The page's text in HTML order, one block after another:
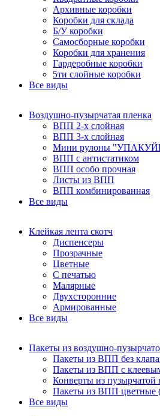
Архивные коробки
Коробки для склада
Б/У коробки
Самосборные коробки
Коробки для хранения
Гардеробные коробки
5ти слойные коробки
Все виды
Воздушно-пузырчатая пленка
ВПП 2-х слойная
ВПП 3-х слойная
Мини рулоны
ВПП с антистатиком
ВПП особо прочная
Листы из ВПП
ВПП комбинированная
Все виды
Клейкая лента скотч
Диспенсеры
Прозрачные
Цветные
С печатью
Малярные
Двухсторонние
Армированные
Все виды
Пакеты из воздушно-
Пакеты из ВПП без
Пакеты из ВПП с
Конверты из пузырчатой
Пакеты из ВПП цветные
Все виды